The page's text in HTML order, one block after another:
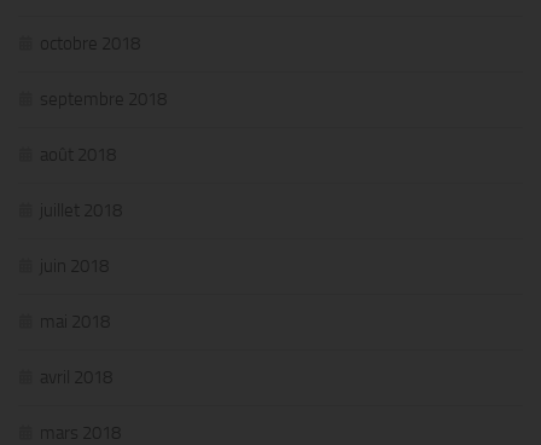
octobre 2018
septembre 2018
août 2018
juillet 2018
juin 2018
mai 2018
avril 2018
mars 2018